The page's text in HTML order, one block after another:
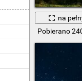
na
Pobierano